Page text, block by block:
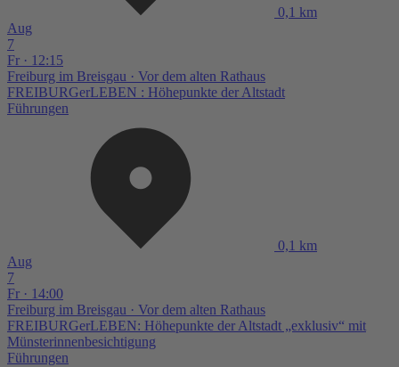
0,1 km
Aug
7
Fr · 12:15
Freiburg im Breisgau · Vor dem alten Rathaus
FREIBURGerLEBEN : Höhepunkte der Altstadt
Führungen
0,1 km
Aug
7
Fr · 14:00
Freiburg im Breisgau · Vor dem alten Rathaus
FREIBURGerLEBEN: Höhepunkte der Altstadt „exklusiv“ mit
Münsterinnenbesichtigung
Führungen